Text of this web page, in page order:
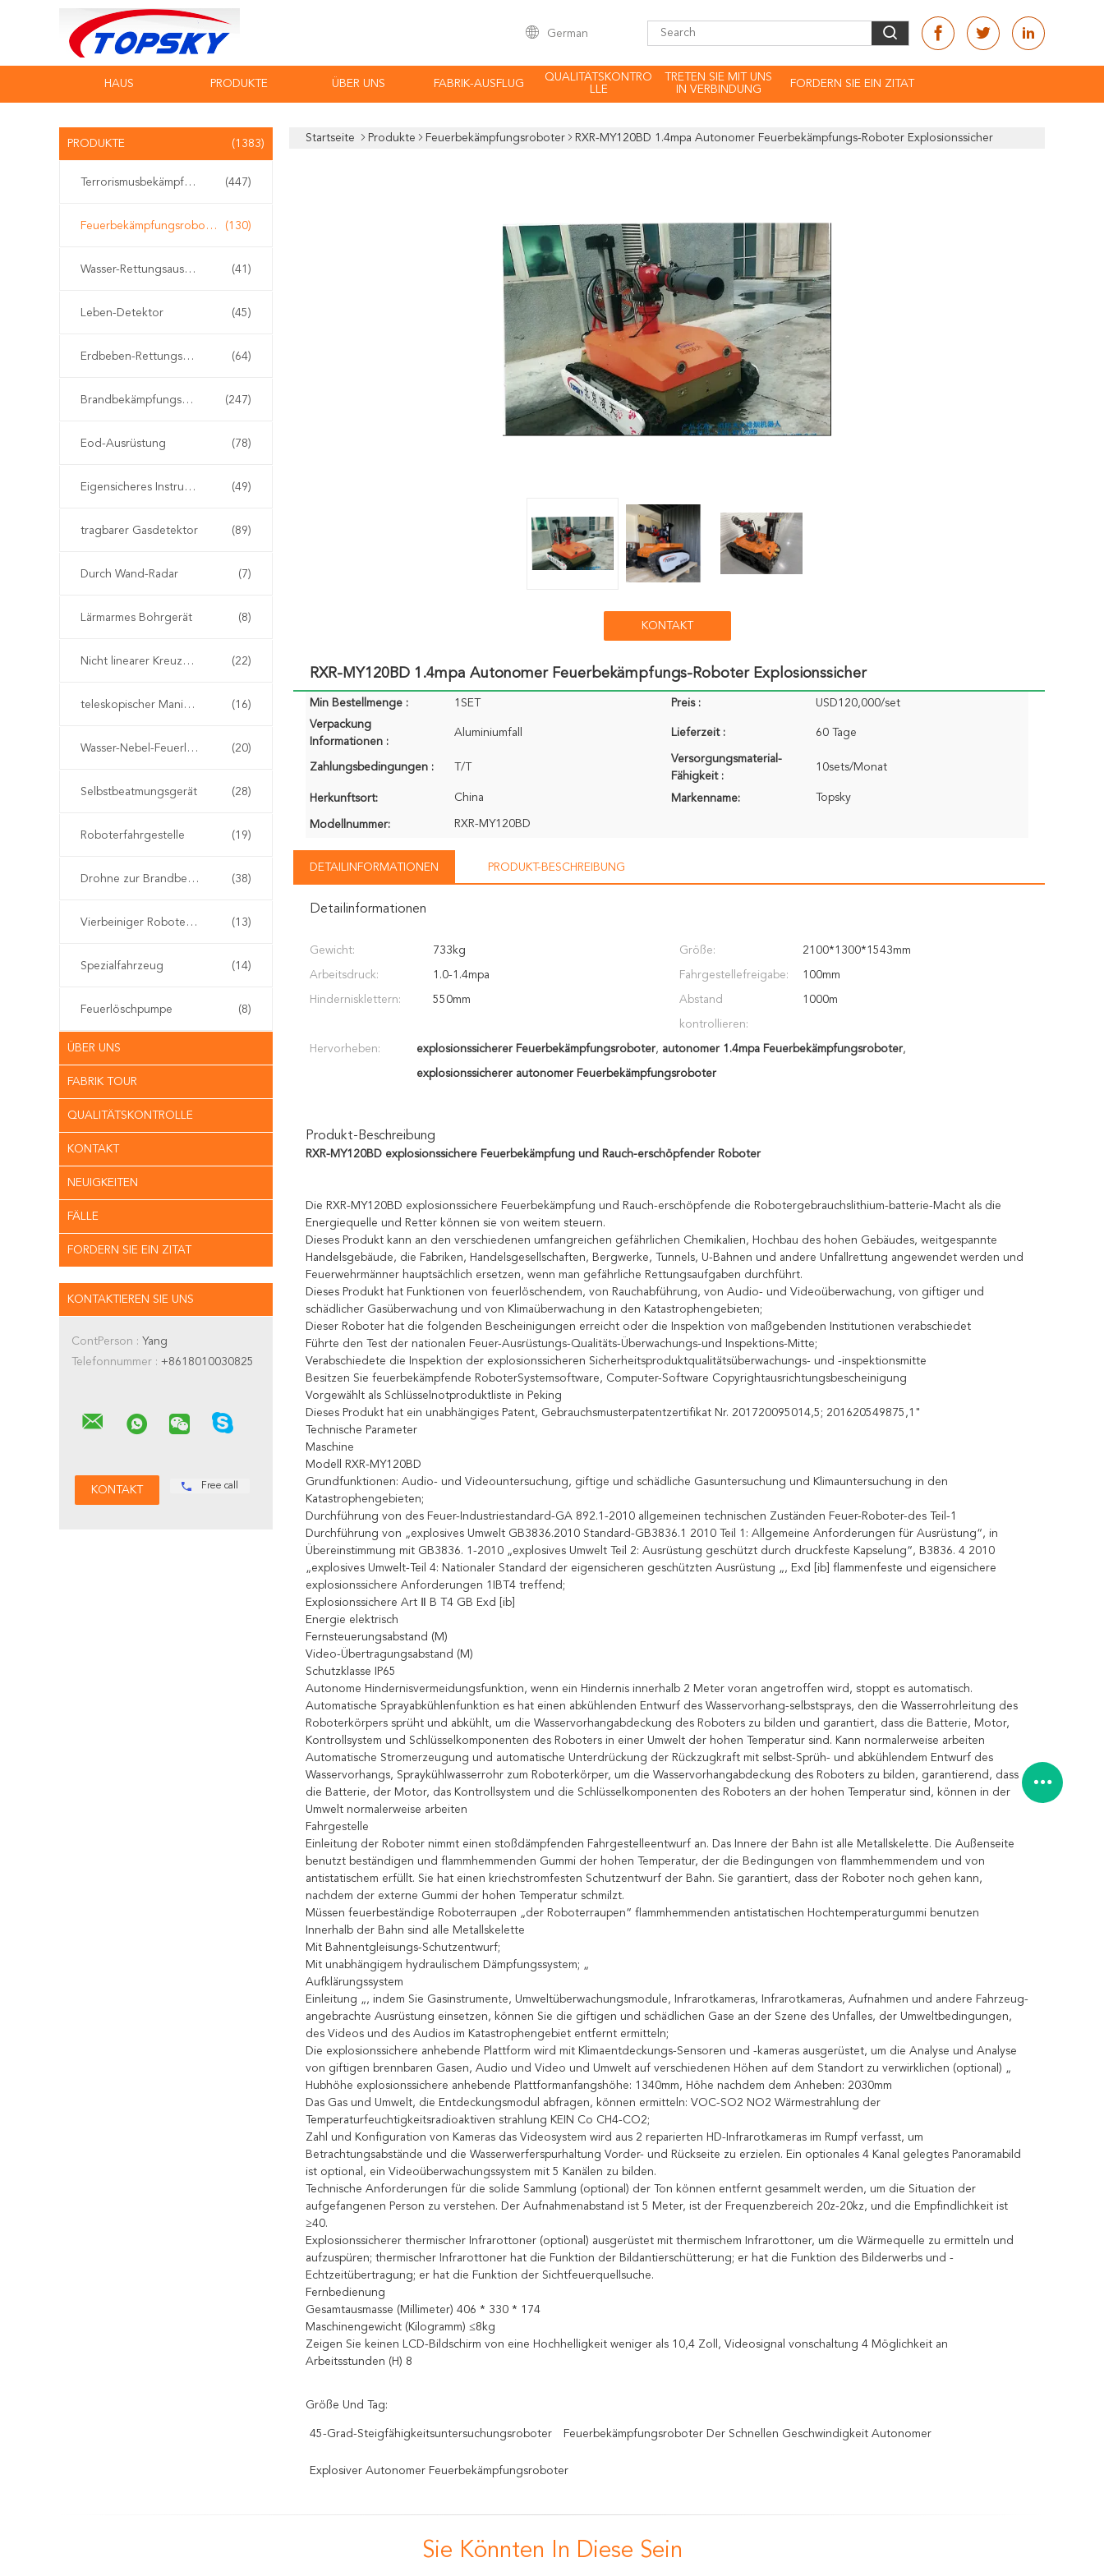
German
HAUS PRODUKTE ÜBER UNS FABRIK-AUSFLUG
QUALITÄTSKONTRO
LLE
TRETEN SIE MIT UNS
IN VERBINDUNG
FORDERN SIE EIN ZITAT
PRODUKTE (1383)
Terrorismusbekämpfungs-Ausrüstung (447)
Feuerbekämpfungsroboter (130)
Wasser-Rettungsausrüstung (41)
Leben-Detektor (45)
Erdbeben-Rettungsausrüstung (64)
Brandbekämpfungseinrichtung (247)
Eod-Ausrüstung (78)
Eigensicheres Instrument (49)
tragbarer Gasdetektor (89)
Durch Wand-Radar (7)
Lärmarmes Bohrgerät (8)
Nicht linearer Kreuzungs-Detektor (22)
teleskopischer Manipulator eod (16)
Wasser-Nebel-Feuerlöscher (20)
Selbstbeatmungsgerät (28)
Roboterfahrgestelle (19)
Drohne zur Brandbekämpfung (38)
Vierbeiniger Roboterhund (13)
Spezialfahrzeug (14)
Feuerlöschpumpe (8)
ÜBER UNS
FABRIK TOUR
QUALITÄTSKONTROLLE
KONTAKT
NEUIGKEITEN
FÄLLE
FORDERN SIE EIN ZITAT
KONTAKTIEREN SIE UNS
ContPerson : Yang
Telefonnummer : +8618010030825
Free call
Startseite Produkte Feuerbekämpfungsroboter RXR-MY120BD 1.4mpa Autonomer Feuerbekämpfungs-Roboter Explosionssicher
KONTAKT
RXR-MY120BD 1.4mpa Autonomer Feuerbekämpfungs-Roboter Explosionssicher
Min Bestellmenge : 1SET Preis :
USD120,000/set
Verpackung
Informationen :
Aluminiumfall Lieferzeit : 60 Tage
Zahlungsbedingungen : T/T
Versorgungsmaterial-
Fähigkeit :
10sets/Monat
Herkunftsort: China Markenname: Topsky
Modellnummer: RXR-MY120BD
DETAILINFORMATIONEN PRODUKT-BESCHREIBUNG
Detailinformationen
Gewicht: 733kg Größe: 2100*1300*1543mm
Arbeitsdruck: 1.0-1.4mpa Fahrgestellefreigabe: 100mm
Hindernisklettern: 550mm Abstand
kontrollieren:
1000m
Hervorheben: explosionssicherer Feuerbekämpfungsroboter, autonomer 1.4mpa Feuerbekämpfungsroboter,
explosionssicherer autonomer Feuerbekämpfungsroboter
Produkt-Beschreibung
RXR-MY120BD explosionssichere Feuerbekämpfung und Rauch-erschöpfender Roboter
Die RXR-MY120BD explosionssichere Feuerbekämpfung und Rauch-erschöpfende die Robotergebrauchslithium-batterie-Macht als die
Energiequelle und Retter können sie von weitem steuern.
Dieses Produkt kann an den verschiedenen umfangreichen gefährlichen Chemikalien, Hochbau des hohen Gebäudes, weitgespannte
Handelsgebäude, die Fabriken, Handelsgesellschaften, Bergwerke, Tunnels, U-Bahnen und andere Unfallrettung angewendet werden und
Feuerwehrmänner hauptsächlich ersetzen, wenn man gefährliche Rettungsaufgaben durchführt.
Dieses Produkt hat Funktionen von feuerlöschendem, von Rauchabführung, von Audio- und Videoüberwachung, von giftiger und
schädlicher Gasüberwachung und von Klimaüberwachung in den Katastrophengebieten;
Dieser Roboter hat die folgenden Bescheinigungen erreicht oder die Inspektion von maßgebenden Institutionen verabschiedet
Führte den Test der nationalen Feuer-Ausrüstungs-Qualitäts-Überwachungs-und Inspektions-Mitte;
Verabschiedete die Inspektion der explosionssicheren Sicherheitsproduktqualitätsüberwachungs- und -inspektionsmitte
Besitzen Sie feuerbekämpfende RoboterSystemsoftware, Computer-Software Copyrightausrichtungsbescheinigung
Vorgewählt als Schlüsselnotproduktliste in Peking
Dieses Produkt hat ein unabhängiges Patent, Gebrauchsmusterpatentzertifikat Nr. 201720095014,5; 201620549875,1"
Technische Parameter
Maschine
Modell RXR-MY120BD
Grundfunktionen: Audio- und Videountersuchung, giftige und schädliche Gasuntersuchung und Klimauntersuchung in den
Katastrophengebieten;
Durchführung von des Feuer-Industriestandard-GA 892.1-2010 allgemeinen technischen Zuständen Feuer-Roboter-des Teil-1
Durchführung von „explosives Umwelt GB3836.2010 Standard-GB3836.1 2010 Teil 1: Allgemeine Anforderungen für Ausrüstung“, in
Übereinstimmung mit GB3836. 1-2010 „explosives Umwelt Teil 2: Ausrüstung geschützt durch druckfeste Kapselung“, B3836. 4 2010
„explosives Umwelt-Teil 4: Nationaler Standard der eigensicheren geschützten Ausrüstung „, Exd [ib] flammenfeste und eigensichere
explosionssichere Anforderungen 1IBT4 treffend;
Explosionssichere Art Ⅱ B T4 GB Exd [ib]
Energie elektrisch
Fernsteuerungsabstand (M)
Video-Übertragungsabstand (M)
Schutzklasse IP65
Autonome Hindernisvermeidungsfunktion, wenn ein Hindernis innerhalb 2 Meter voran angetroffen wird, stoppt es automatisch.
Automatische Sprayabkühlenfunktion es hat einen abkühlenden Entwurf des Wasservorhang-selbstsprays, den die Wasserrohrleitung des
Roboterkörpers sprüht und abkühlt, um die Wasservorhangabdeckung des Roboters zu bilden und garantiert, dass die Batterie, Motor,
Kontrollsystem und Schlüsselkomponenten des Roboters in einer Umwelt der hohen Temperatur sind. Kann normalerweise arbeiten
Automatische Stromerzeugung und automatische Unterdrückung der Rückzugkraft mit selbst-Sprüh- und abkühlendem Entwurf des
Wasservorhangs, Spraykühlwasserrohr zum Roboterkörper, um die Wasservorhangabdeckung des Roboters zu bilden, garantierend, dass
die Batterie, der Motor, das Kontrollsystem und die Schlüsselkomponenten des Roboters an der hohen Temperatur sind, können in der
Umwelt normalerweise arbeiten
Fahrgestelle
Einleitung der Roboter nimmt einen stoßdämpfenden Fahrgestelleentwurf an. Das Innere der Bahn ist alle Metallskelette. Die Außenseite
benutzt beständigen und flammhemmenden Gummi der hohen Temperatur, der die Bedingungen von flammhemmendem und von
antistatischem erfüllt. Sie hat einen kriechstromfesten Schutzentwurf der Bahn. Sie garantiert, dass der Roboter noch gehen kann,
nachdem der externe Gummi der hohen Temperatur schmilzt.
Müssen feuerbeständige Roboterraupen „der Roboterraupen“ flammhemmenden antistatischen Hochtemperaturgummi benutzen
Innerhalb der Bahn sind alle Metallskelette
Mit Bahnentgleisungs-Schutzentwurf;
Mit unabhängigem hydraulischem Dämpfungssystem; „
Aufklärungssystem
Einleitung „, indem Sie Gasinstrumente, Umweltüberwachungsmodule, Infrarotkameras, Infrarotkameras, Aufnahmen und andere Fahrzeug-
angebrachte Ausrüstung einsetzen, können Sie die giftigen und schädlichen Gase an der Szene des Unfalles, der Umweltbedingungen,
des Videos und des Audios im Katastrophengebiet entfernt ermitteln;
Die explosionssichere anhebende Plattform wird mit Klimaentdeckungs-Sensoren und -kameras ausgerüstet, um die Analyse und Analyse
von giftigen brennbaren Gasen, Audio und Video und Umwelt auf verschiedenen Höhen auf dem Standort zu verwirklichen (optional) „
Hubhöhe explosionssichere anhebende Plattformanfangshöhe: 1340mm, Höhe nachdem dem Anheben: 2030mm
Das Gas und Umwelt, die Entdeckungsmodul abfragen, können ermitteln: VOC-SO2 NO2 Wärmestrahlung der
Temperaturfeuchtigkeitsradioaktiven strahlung KEIN Co CH4-CO2;
Zahl und Konfiguration von Kameras das Videosystem wird aus 2 reparierten HD-Infrarotkameras im Rumpf verfasst, um
Betrachtungsabstände und die Wasserwerferspurhaltung Vorder- und Rückseite zu erzielen. Ein optionales 4 Kanal gelegtes Panoramabild
ist optional, ein Videoüberwachungssystem mit 5 Kanälen zu bilden.
Technische Anforderungen für die solide Sammlung (optional) der Ton können entfernt gesammelt werden, um die Situation der
aufgefangenen Person zu verstehen. Der Aufnahmenabstand ist 5 Meter, ist der Frequenzbereich 20z-20kz, und die Empfindlichkeit ist
≥40.
Explosionssicherer thermischer Infrarottoner (optional) ausgerüstet mit thermischem Infrarottoner, um die Wärmequelle zu ermitteln und
aufzuspüren; thermischer Infrarottoner hat die Funktion der Bildantierschütterung; er hat die Funktion des Bilderwerbs und -
Echtzeitübertragung; er hat die Funktion der Sichtfeuerquellsuche.
Fernbedienung
Gesamtausmasse (Millimeter) 406 * 330 * 174
Maschinengewicht (Kilogramm) ≤8kg
Zeigen Sie keinen LCD-Bildschirm von eine Hochhelligkeit weniger als 10,4 Zoll, Videosignal vonschaltung 4 Möglichkeit an
Arbeitsstunden (H) 8
Größe Und Tag:
45-Grad-Steigfähigkeitsuntersuchungsroboter Feuerbekämpfungsroboter Der Schnellen Geschwindigkeit Autonomer
Explosiver Autonomer Feuerbekämpfungsroboter
Sie Könnten In Diese Sein